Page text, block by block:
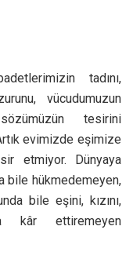
tadını,
vücudumuzun
tesirini
evimizde eşimize
etmiyor. Dünyaya
bile hükmedemeyen,
bile eşini, kızını,
kâr ettiremeyen